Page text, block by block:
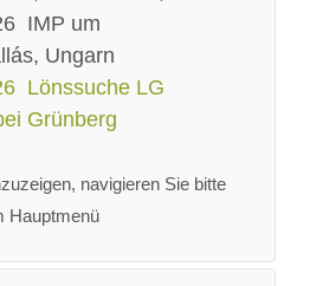
IMP um
Ungarn
Lönssuche LG
Grünberg
navigieren Sie bitte
Hauptmenü